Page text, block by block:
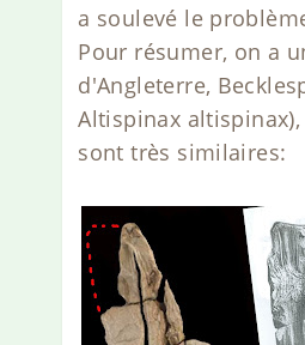
a soulevé le
Pour résumer, on a
d'Angleterre,
Altispinax
sont très similaires: